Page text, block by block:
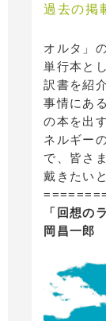
過去の掲
オルタ」
単行本と
訳書を紹
事情にあ
の本を出
ネルギー
で、皆さ
戴きたい
「回想の
岡昌一郎